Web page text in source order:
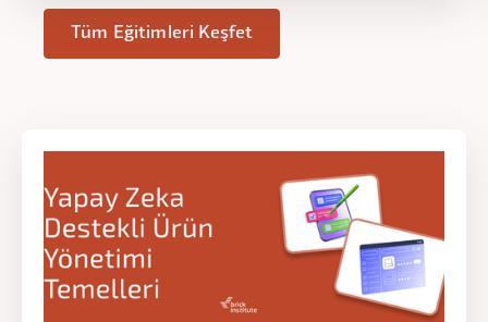
Tüm Eğitimleri Keşfet